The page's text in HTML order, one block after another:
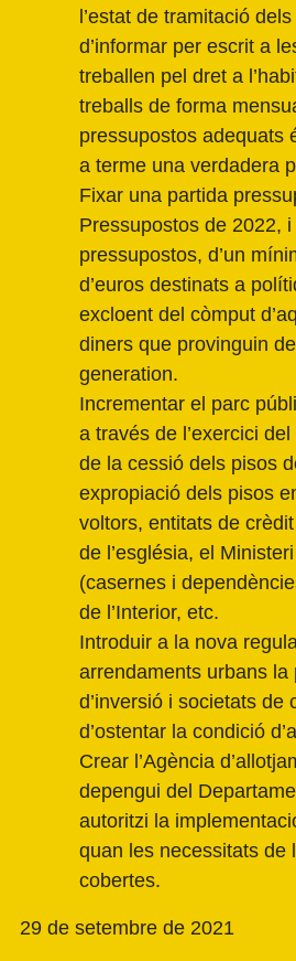
l’estat de tramitació
d’informar per escrit a
treballen pel dret a
treballs de forma
pressupostos adequats
a terme una verdadera
Fixar una partida
Pressupostos de 2022,
pressupostos, d’un
d’euros destinats a
excloent del còmput
diners que provinguin
generation.
Incrementar el parc
a través de l’exercici
de la cessió dels pisos
expropiació dels pisos
voltors, entitats de
de l’església, el
(casernes i
de l’Interior, etc.
Introduir a la nova
arrendaments urbans la
d’inversió i societats de
d’ostentar la condició
Crear l’Agència
depengui del
autoritzi la
quan les necessitats de
cobertes.
29 de setembre de 2021